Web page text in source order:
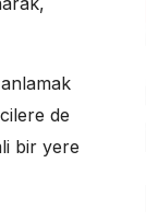
de
bir yere